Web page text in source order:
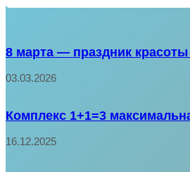
8 марта — праздник
03.03.2026
Комплекс 1+1=3
16.12.2025